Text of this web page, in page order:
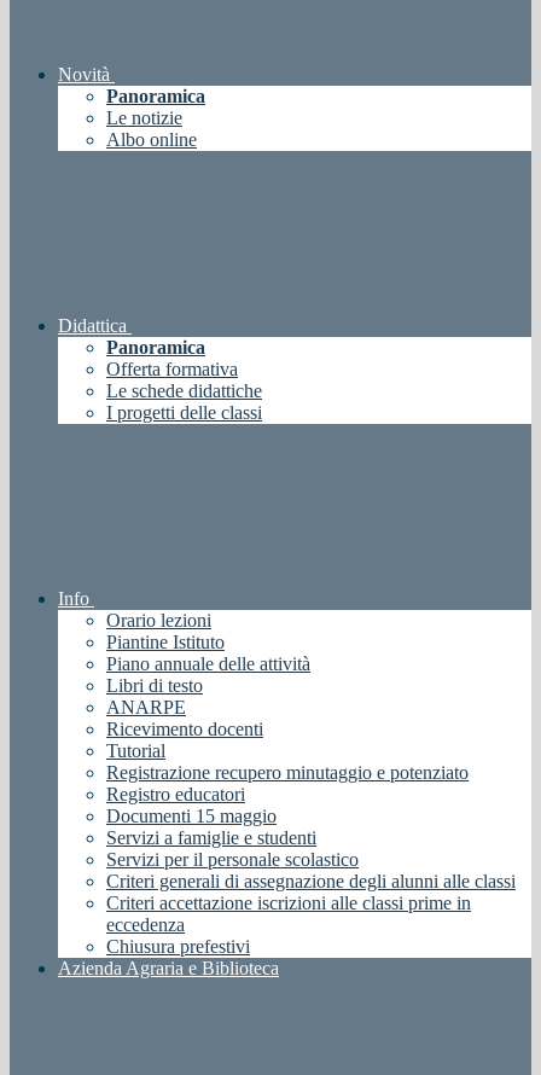
Novità
Panoramica
Le notizie
Albo online
Didattica
Panoramica
Offerta formativa
Le schede didattiche
I progetti delle classi
Info
Orario lezioni
Piantine Istituto
Piano annuale delle attività
Libri di testo
ANARPE
Ricevimento docenti
Tutorial
Registrazione recupero minutaggio e potenziato
Registro educatori
Documenti 15 maggio
Servizi a famiglie e studenti
Servizi per il personale scolastico
Criteri generali di assegnazione degli alunni alle classi
Criteri accettazione iscrizioni alle classi prime in
eccedenza
Chiusura prefestivi
Azienda Agraria e Biblioteca